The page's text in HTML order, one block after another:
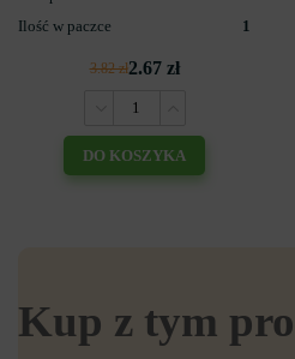
Ilość w paczce
1
3.82 zł2.67 zł
DO KOSZYKA
Kup z tym